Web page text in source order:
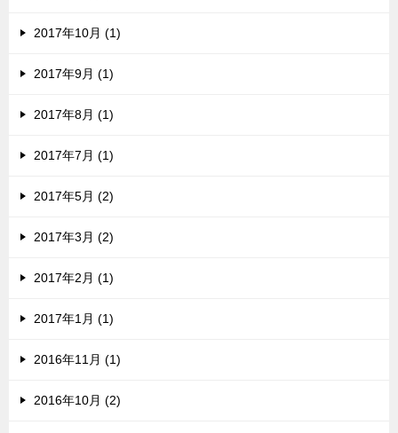
2017年10月 (1)
2017年9月 (1)
2017年8月 (1)
2017年7月 (1)
2017年5月 (2)
2017年3月 (2)
2017年2月 (1)
2017年1月 (1)
2016年11月 (1)
2016年10月 (2)